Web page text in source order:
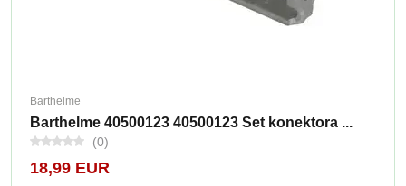
Barthelme
Barthelme 40500123 40500123 Set konektora ...
(0)
18,99 EUR